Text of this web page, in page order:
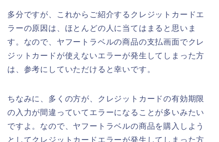
多分ですが、これからご紹介するクレジットカードエ
ラーの原因は、ほとんどの人に当てはまると思いま
す。なので、ヤフートラベルの商品の支払画面でクレ
ジットカードが使えないエラーが発生してしまった方
は、参考にしていただけると幸いです。
ちなみに、多くの方が、クレジットカードの有効期限
の入力が間違っていてエラーになることが多いみたい
ですよ。なので、ヤフートラベルの商品を購入しよう
としてクレジットカードエラーが発生してしまった方